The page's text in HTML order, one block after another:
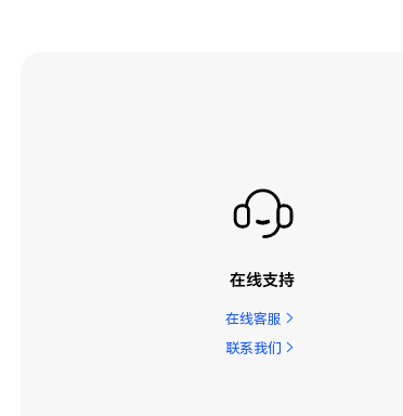
在线支持
在线客服
联系我们